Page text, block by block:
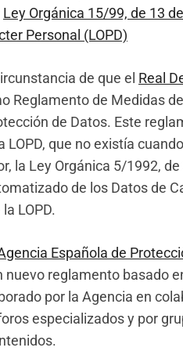
Ley Orgánica 15/99, de 13 de
Personal (LOPD)
de que el Real
Reglamento de Medidas de
de Datos. Este
que no existía
la Ley Orgánica 5/1992, de
de los Datos de
LOPD.
Española de
reglamento basado
por la Agencia en
especializados y por